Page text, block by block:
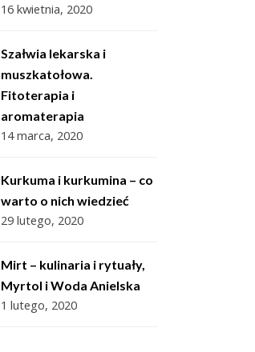
16 kwietnia, 2020
Szałwia lekarska i
muszkatołowa.
Fitoterapia i
aromaterapia
14 marca, 2020
Kurkuma i kurkumina – co
warto o nich wiedzieć
29 lutego, 2020
Mirt – kulinaria i rytuały,
Myrtol i Woda Anielska
1 lutego, 2020